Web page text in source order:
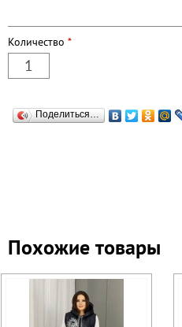
Количество *
Поделиться…
Похожие товары